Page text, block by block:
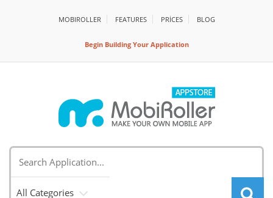
MOBIROLLER FEATURES PRİCES BLOG
Begin Building Your Application
All Categories